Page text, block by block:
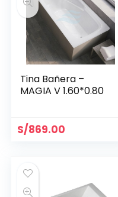
Tina Bañera –
MAGIA V 1.60*0.80
S/869.00